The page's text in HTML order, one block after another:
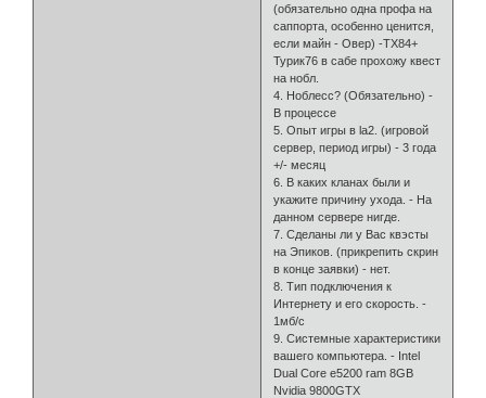
(обязательно одна профа на
саппорта, особенно ценится,
если майн - Овер) -ТХ84+
Турик76 в сабе прохожу квест
на нобл.
4. Ноблесс? (Обязательно) -
В процессе
5. Опыт игры в la2. (игровой
сервер, период игры) - 3 года
+/- месяц
6. В каких кланах были и
укажите причину ухода. - На
данном сервере нигде.
7. Сделаны ли у Вас квэсты
на Эпиков. (прикрепить скрин
в конце заявки) - нет.
8. Тип подключения к
Интернету и его скорость. -
1мб/с
9. Системные характеристики
вашего компьютера. - Intel
Dual Core e5200 ram 8GB
Nvidia 9800GTX